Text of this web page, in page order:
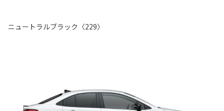
ニュートラルブラック〈229〉